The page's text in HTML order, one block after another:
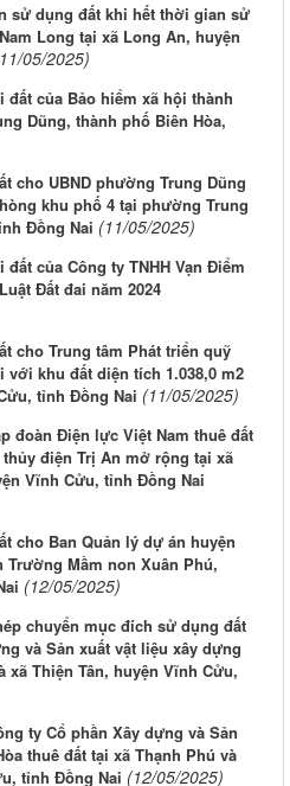
sử dụng đất khi hết thời gian sử
Long tại xã Long An, huyện
05/2025)
của Bảo hiểm xã hội thành
Dũng, thành phố Biên Hòa,
cho UBND phường Trung Dũng
khu phố 4 tại phường Trung
Đồng Nai (11/05/2025)
của Công ty TNHH Vạn Điểm
Đất đai năm 2024
cho Trung tâm Phát triển quỹ
khu đất diện tích 1.038,0 m2
tỉnh Đồng Nai (11/05/2025)
đoàn Điện lực Việt Nam thuê đất
điện Trị An mở rộng tại xã
Vĩnh Cửu, tỉnh Đồng Nai
cho Ban Quản lý dự án huyện
Mầm non Xuân Phú,
(12/05/2025)
chuyển mục đích sử dụng đất
và Sản xuất vật liệu xây dựng
xã Thiện Tân, huyện Vĩnh Cửu,
ty Cổ phần Xây dựng và Sản
thuê đất tại xã Thạnh Phú và
tỉnh Đồng Nai (12/05/2025)